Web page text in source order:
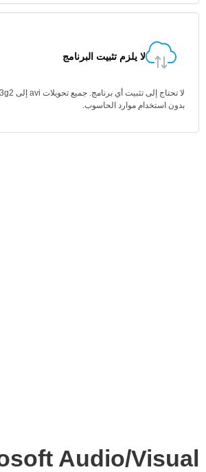
لا يلزم تثبيت البرنامج
بدون استخدام موارد الحاسوب.
Audio/Visual